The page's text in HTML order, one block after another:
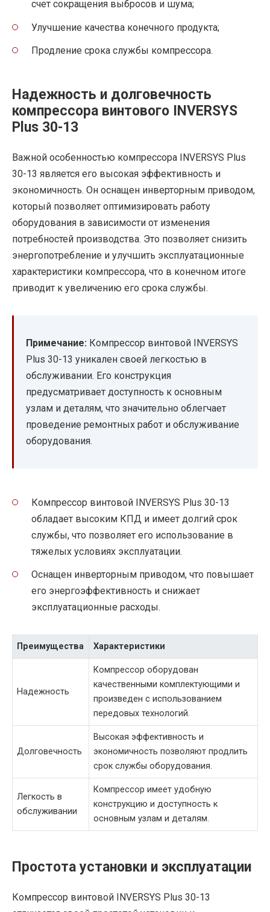
счет сокращения выбросов и шума;
Улучшение качества конечного продукта;
Продление срока службы компрессора.
Надежность и долговечность
компрессора винтового INVERSYS
Plus 30-13
Важной особенностью компрессора INVERSYS Plus
30-13 является его высокая эффективность и
экономичность. Он оснащен инверторным приводом,
который позволяет оптимизировать работу
оборудования в зависимости от изменения
потребностей производства. Это позволяет снизить
энергопотребление и улучшить эксплуатационные
характеристики компрессора, что в конечном итоге
приводит к увеличению его срока службы.
Примечание: Компрессор винтовой INVERSYS
Plus 30-13 уникален своей легкостью в
обслуживании. Его конструкция
предусматривает доступность к основным
узлам и деталям, что значительно облегчает
проведение ремонтных работ и обслуживание
оборудования.
Компрессор винтовой INVERSYS Plus 30-13
обладает высоким КПД и имеет долгий срок
службы, что позволяет его использование в
тяжелых условиях эксплуатации.
Оснащен инверторным приводом, что повышает
его энергоэффективность и снижает
эксплуатационные расходы.
Преимущества Характеристики
Надежность
Компрессор оборудован
качественными комплектующими и
произведен с использованием
передовых технологий.
Долговечность
Высокая эффективность и
экономичность позволяют продлить
срок службы оборудования.
Легкость в
обслуживании
Компрессор имеет удобную
конструкцию и доступность к
основным узлам и деталям.
Простота установки и эксплуатации
Компрессор винтовой INVERSYS Plus 30-13